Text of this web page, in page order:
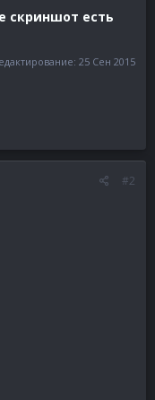
скриншот есть
25 Сен 2015
#2